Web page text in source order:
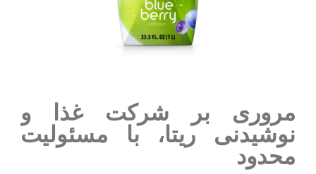
مروری بر شرکت غذا و
نوشیدنی ریتا، با مسئولیت
محدود